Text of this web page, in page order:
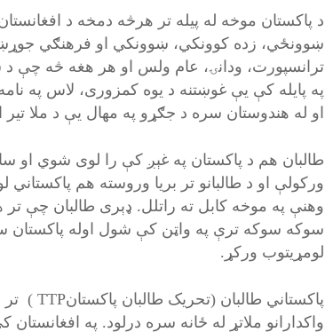
د پاکستان موخه له پيله تر هرڅه دمخه د
ښوونځي، زده کوونکي، ښوونکي او فرهنګي
ترانسپورت، ودانۍ، عام ولس او هر هغه څه چې د
په پايله کې يې غوښتنه د يوه کمزوری، لاس په
او له هندوستان سره د جګړو په مهال يې د ملا
طالبان هم د پاکستان په غېږ کې را لوی شوي او
ورکولې او د طالبانو تر بريا وروسته هم
وهنې په موخه کابل ته راتلل. ډېری طالبان چې تر
سوکه سوکه ترې په واټن کې شول اوله پاکستان
لومړيتوب ورکړ.
واکدارانو ملاتړ له ځانه سره درلود. په